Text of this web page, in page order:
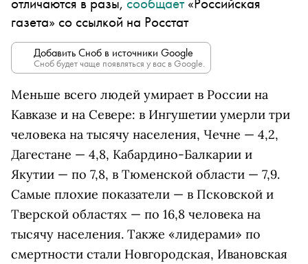
газета» со ссылкой на Росстат
Добавить Сноб в источники Google
Сноб будет чаще появляться у вас в Google.
Меньше всего людей умирает в России на
Кавказе и на Севере: в Ингушетии умерли три
человека на тысячу населения, Чечне — 4,2,
Дагестане — 4,8, Кабардино-Балкарии и
Якутии — по 7,8, в Тюменской области — 7,9.
Самые плохие показатели — в Псковской и
Тверской областях — по 16,8 человека на
тысячу населения. Также «лидерами» по
смертности стали Новгородская, Ивановская